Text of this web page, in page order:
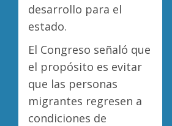
desarrollo para el
estado.
El Congreso señaló que
el propósito es evitar
que las personas
migrantes regresen a
condiciones de